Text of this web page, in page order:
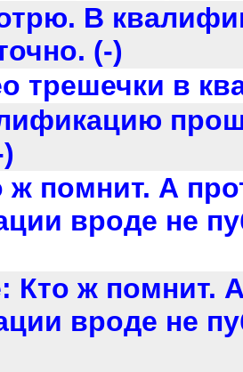
В
(-)
трешечки в
ж помнит. А
вроде не
Кто ж помнит.
вроде не